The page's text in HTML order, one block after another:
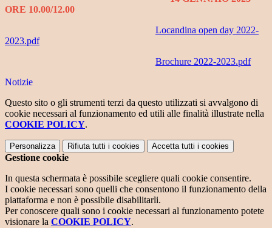
ORE 10.00/12.00
Locandina open day 2022-
2023.pdf
Brochure 2022-2023.pdf
Notizie
Questo sito o gli strumenti terzi da questo utilizzati si avvalgono di
cookie necessari al funzionamento ed utili alle finalità illustrate nella
COOKIE POLICY.
Personalizza Rifiuta tutti i cookies Accetta tutti i cookies
Gestione cookie
In questa schermata è possibile scegliere quali cookie consentire.
I cookie necessari sono quelli che consentono il funzionamento della
piattaforma e non è possibile disabilitarli.
Per conoscere quali sono i cookie necessari al funzionamento potete
visionare la COOKIE POLICY.